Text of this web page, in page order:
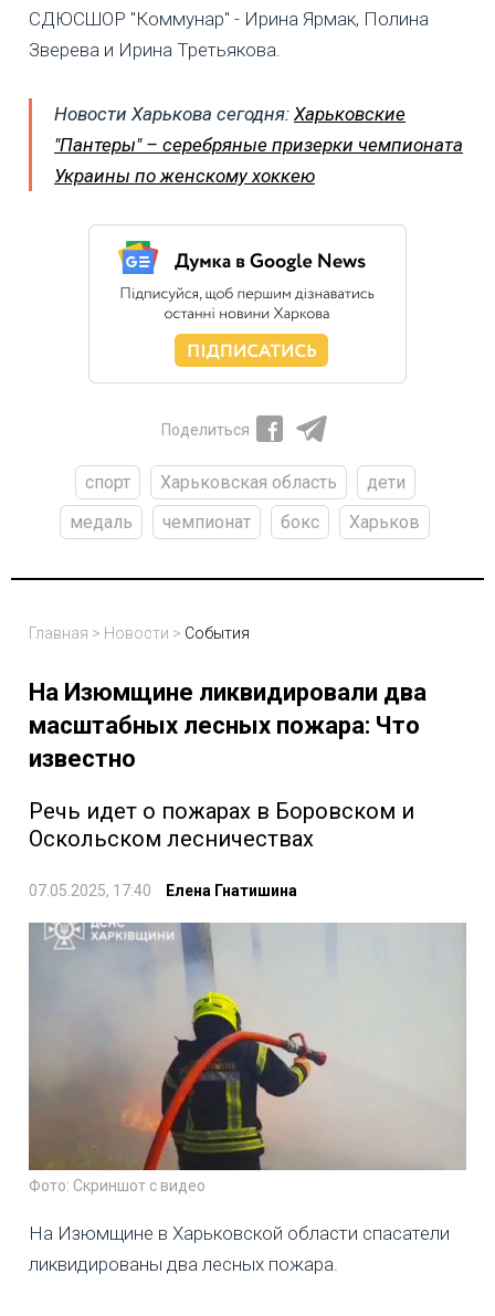
СДЮСШОР "Коммунар" - Ирина Ярмак, Полина
Зверева и Ирина Третьякова.
Новости Харькова сегодня: Харьковские
"Пантеры" – серебряные призерки чемпионата
Украины по женскому хоккею
Поделиться
спорт Харьковская область
дети
медаль
чемпионат бокс Харьков
Главная > Новости > События
На Изюмщине ликвидировали два
масштабных лесных пожара: Что
известно
Речь идет о пожарах в Боровском и
Оскольском лесничествах
07.05.2025, 17:40 Елена Гнатишина
Фото: Скриншот с видео
На Изюмщине в Харьковской области спасатели
ликвидированы два лесных пожара.